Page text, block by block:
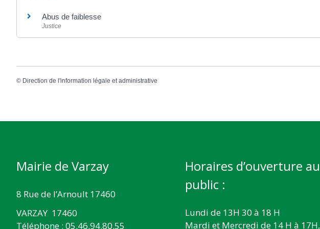
Abus de faiblesse
Justice
© Direction de l'information légale et administrative
Mairie de Varzay
8 Rue de l’Arnoult 17460
VARZAY 17460
Téléphone : 05.46.94.80.55
Horaires d’ouverture au
public :
Lundi de 13H 30 à 18 H
Mardi et Mercredi de 14 H à 17H,